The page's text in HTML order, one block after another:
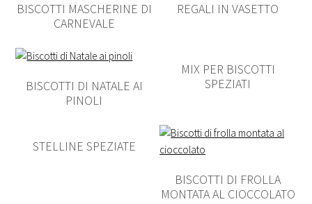
BISCOTTI MASCHERINE DI
CARNEVALE
REGALI IN VASETTO
BISCOTTI DI NATALE AI
PINOLI
MIX PER BISCOTTI
SPEZIATI
STELLINE SPEZIATE
BISCOTTI DI FROLLA
MONTATA AL CIOCCOLATO